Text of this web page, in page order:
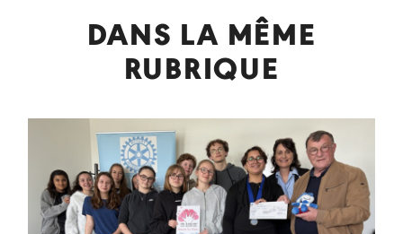
DANS LA MÊME
RUBRIQUE